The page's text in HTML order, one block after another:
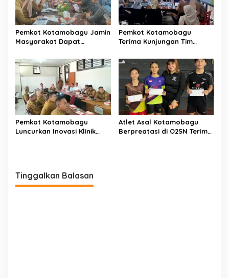
Pemkot Kotamobagu Jamin
Masyarakat Dapat
Pemkot Kotamobagu
Terima Kunjungan Tim
Pemkot Kotamobagu
Luncurkan Inovasi Klinik
Atlet Asal Kotamobagu
Berpreatasi di O2SN Terima
Tinggalkan Balasan